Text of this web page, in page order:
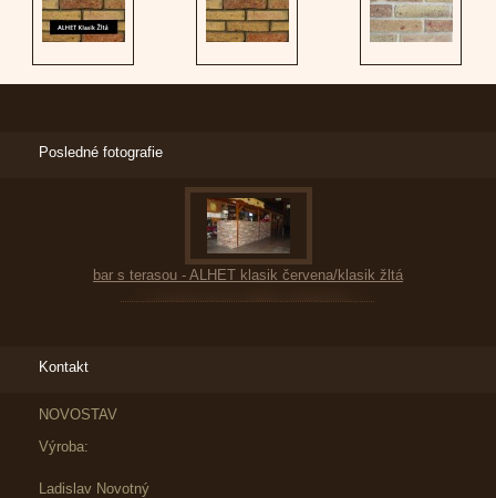
Posledné fotografie
bar s terasou - ALHET klasik červena/klasik žltá
Kontakt
NOVOSTAV
Výroba:
Ladislav Novotný